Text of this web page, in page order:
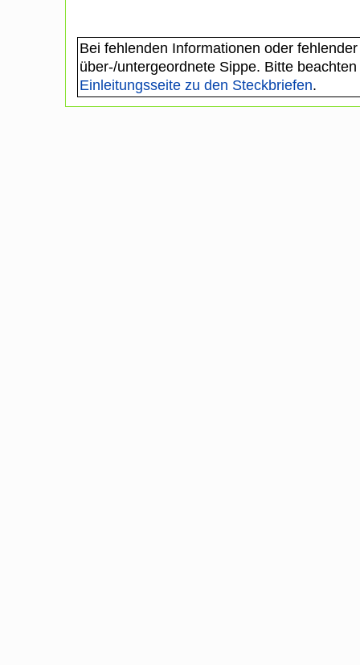
Bei fehlenden Informationen oder
über-/untergeordnete Sippe. Bitte
Einleitungsseite zu den Steckbriefen.